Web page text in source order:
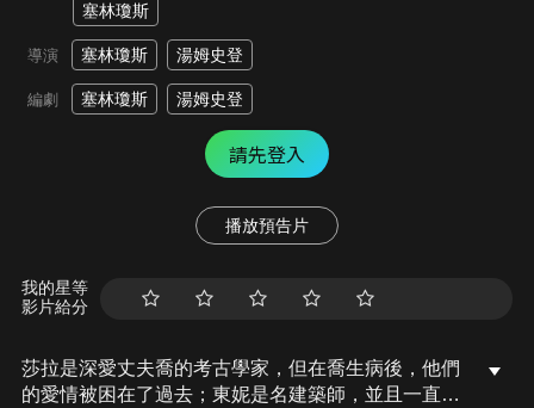
塞林瓊斯
導演 塞林瓊斯 湯姆史登
編劇 塞林瓊斯 湯姆史登
請先登入
播放預告片
我的星等
影片給分
莎拉是深愛丈夫喬的考古學家，但在喬生病後，他們
的愛情被困在了過去；東妮是名建築師，並且一直愛